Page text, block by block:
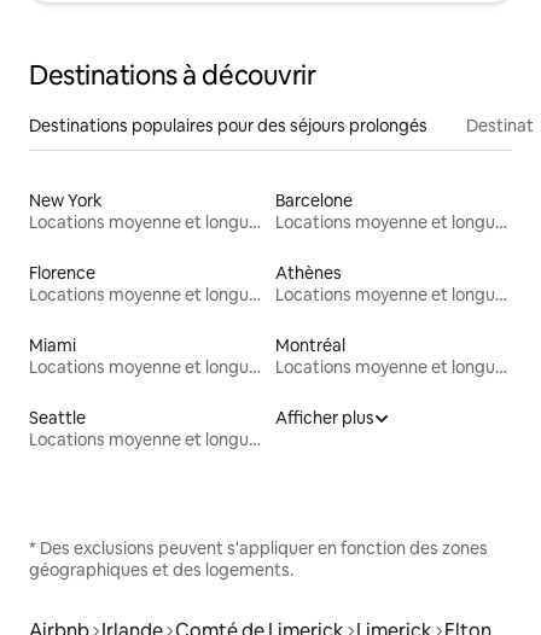
Destinations à découvrir
Destinations populaires pour des séjours prolongés
New York
Locations moyenne et longue durée
Barcelone
Locations moyenne et longue durée
Florence
Locations moyenne et longue durée
Athènes
Locations moyenne et longue durée
Miami
Locations moyenne et longue durée
Montréal
Locations moyenne et longue durée
Seattle
Locations moyenne et longue durée
Afficher plus
* Des exclusions peuvent s'appliquer en fonction des zones
géographiques et des logements.